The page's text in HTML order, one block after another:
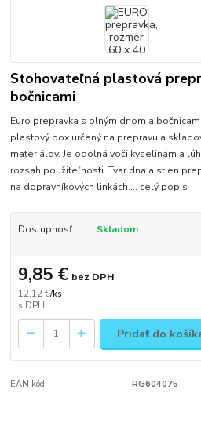
Stohovateľná plastová
bočnicami
Euro prepravka s plným dnom a
plastový box určený na prepravu a
materiálov. Je odolná voči kyselinám a
rozsah použiteľnosti. Tvar dna a stien
na dopravníkových linkách.... celý popis
Dostupnosť Skladom
12,12 €/ks
9,85 € bez DPH
Pridať do
EAN kód: RG604075